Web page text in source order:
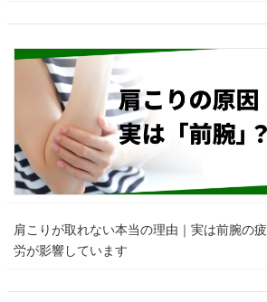
肩こりが取れない本当の理由｜実は前腕の疲
労が影響しています